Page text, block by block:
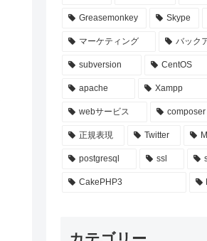
Greasemonkey Skype
マーケティング バック
subversion CentOS
apache Xampp
webサービス composer
正規表現 Twitter
postgresql ssl
CakePHP3